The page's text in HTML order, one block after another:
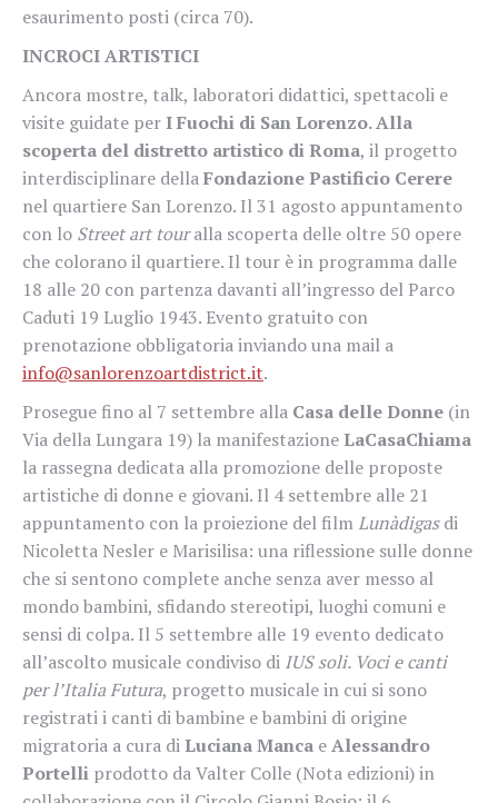
esaurimento posti (circa 70).
INCROCI ARTISTICI
Ancora mostre, talk, laboratori didattici, spettacoli e
visite guidate per I Fuochi di San Lorenzo. Alla
scoperta del distretto artistico di Roma, il progetto
interdisciplinare dellaFondazione Pastificio Cerere
nel quartiere San Lorenzo. Il 31 agosto appuntamento
con lo Street art touralla scoperta delle oltre 50 opere
che colorano il quartiere. Il tour è in programma dalle
18 alle 20 con partenza davanti all’ingresso del Parco
Caduti 19 Luglio 1943. Evento gratuito con
prenotazione obbligatoria inviando una mail a
info@sanlorenzoartdistrict.it.
Prosegue fino al 7 settembre alla Casa delle Donne (in
Via della Lungara 19) la manifestazioneLaCasaChiama
la rassegna dedicata alla promozione delle proposte
artistiche di donne e giovani. Il 4 settembre alle 21
appuntamento con la proiezione del filmLunàdigasdi
Nicoletta Nesler e Marisilisa: una riflessione sulle donne
che si sentono complete anche senza aver messo al
mondo bambini, sfidando stereotipi, luoghi comuni e
sensi di colpa. Il 5 settembre alle 19 evento dedicato
all’ascolto musicale condiviso di IUS soli. Voci e canti
per l’Italia Futura, progetto musicale in cui si sono
registrati i canti di bambine e bambini di origine
migratoria a cura diLuciana Manca eAlessandro
Portelli prodotto da Valter Colle (Nota edizioni) in